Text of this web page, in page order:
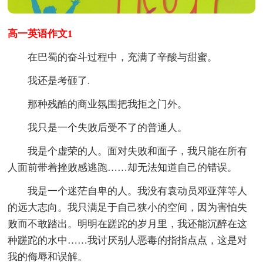
高一英语作文1
在巴蜀的奋斗过程中，充满了辛酸与甜蜜。
我还是考砸了.
那种残酷的商业氛围把我拒之门外。
我只是一个失败后受不了的普通人。
我是个虚荣的人。面对失败和面子，我只能在所有
人面前带着挫败感逃跑……却无法知道自己的错误。
我是一个迷茫自卑的人。我没有袁动员邓亚萍等人
的远大志向。我只满足于自己狭小的空间，因为害怕失
败而不敢踏出。明明在蹉跎的岁月里，我还能沉醉在这
种蹉跎的水中……我讨厌别人恶毒的指指点点，这是对
我的侮辱和误解。